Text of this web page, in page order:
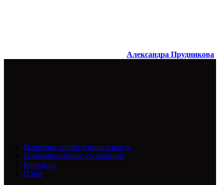
Александра Прудникова
Политика конфиденциальности
Пользовательское соглашение
Контакты
О нас